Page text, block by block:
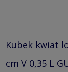
Kubek kwiat
cm V 0,35 L